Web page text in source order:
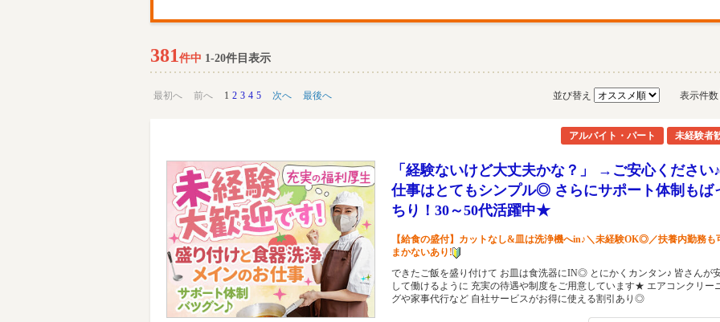
381件中 1-20件目表示
最初へ 前へ 1 2 3 4 5 次へ 最後へ 並び替え 表示件数
アルバイト・パート 未経験者
「経験ないけど大丈夫かな？」 →ご安心ください
仕事はとてもシンプル◎ さらにサポート体制もば
ちり！30～50代活躍中★
【給食の盛付】カットなし&皿は洗浄機へin♪＼未経験OK◎／扶養内勤務
まかないあり!
できたご飯を盛り付けて お皿は食洗器にIN◎ とにかくカンタン♪ 皆さんが
して働けるように 充実の待遇や制度をご用意しています★ エアコンクリー
グや家事代行など 自社サービスがお得に使える割引あり◎